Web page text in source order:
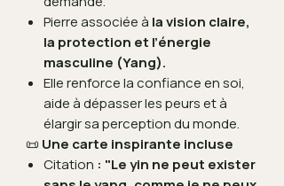
Pierre associée à la vision claire,
la protection et l’énergie
masculine (Yang).
Elle renforce la confiance en soi,
aide à dépasser les peurs et à
élargir sa perception du monde.
📜 Une carte inspirante incluse
Citation : "Le yin ne peut exister